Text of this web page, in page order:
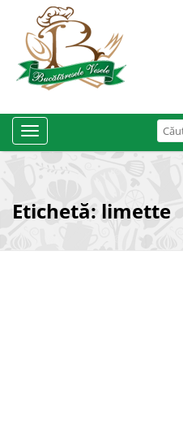
Toggle
Navigation
Etichetă: limette